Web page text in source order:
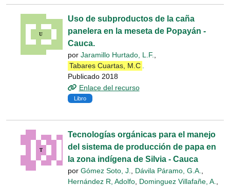
Uso de subproductos de la caña
panelera en la meseta de Popayán -
Cauca.
por Jaramillo Hurtado, L.F.,
Tabares Cuartas, M.C .
Publicado 2018
Enlace del recurso
Libro
Tecnologías orgánicas para el manejo
del sistema de producción de papa en
la zona indígena de Silvia - Cauca
por Gómez Soto, J. Dávila Páramo, G.A.
Hernández R, Adolfo Dominguez Villafañe, A.